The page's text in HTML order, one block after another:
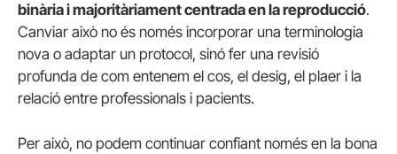
binària i majoritàriament centrada en la reproducció.
Canviar això no és només incorporar una terminologia
nova o adaptar un protocol, sinó fer una revisió
profunda de com entenem el cos, el desig, el plaer i la
relació entre professionals i pacients.
Per això, no podem continuar confiant només en la bona